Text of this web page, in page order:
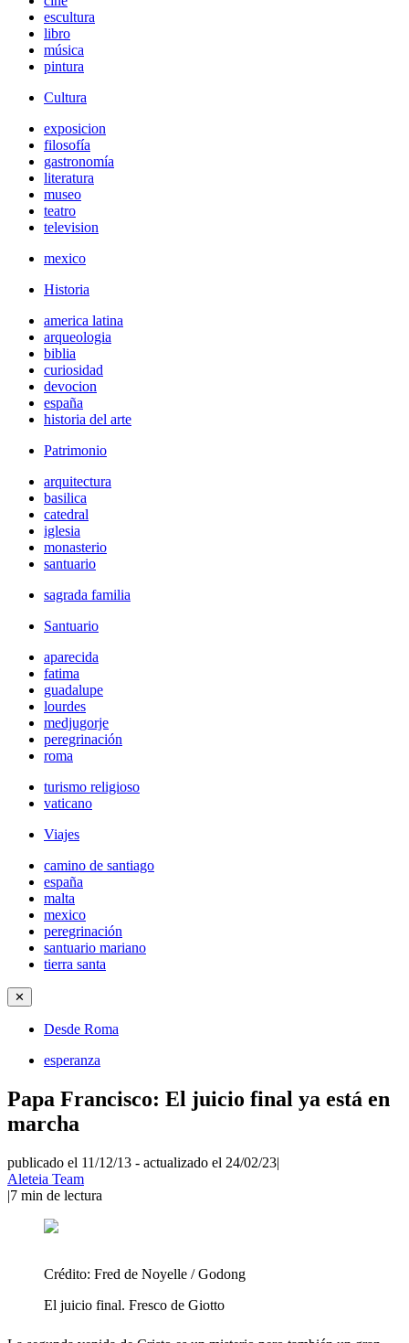
escultura
libro
música
pintura
Cultura
exposicion
filosofía
gastronomía
literatura
museo
teatro
television
mexico
Historia
america latina
arqueologia
biblia
curiosidad
devocion
españa
historia del arte
Patrimonio
arquitectura
basilica
catedral
iglesia
monasterio
santuario
sagrada familia
Santuario
aparecida
fatima
guadalupe
lourdes
medjugorje
peregrinación
roma
turismo religioso
vaticano
Viajes
camino de santiago
españa
malta
mexico
peregrinación
santuario mariano
tierra santa
✕
Desde Roma
esperanza
Papa Francisco: El juicio final ya está en
marcha
publicado el 11/12/13 - actualizado el 24/02/23|
Aleteia Team
|7 min de lectura
Crédito: Fred de Noyelle / Godong
El juicio final. Fresco de Giotto